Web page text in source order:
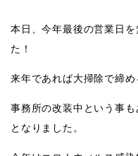
本日、今年最後の営業日
た！
来年であれば大掃除で締
事務所の改装中という事
となりました。